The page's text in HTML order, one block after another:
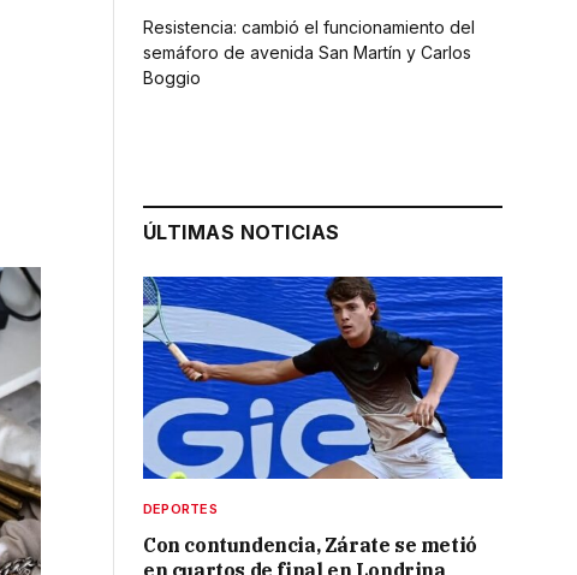
Resistencia: cambió el funcionamiento del
semáforo de avenida San Martín y Carlos
Boggio
ÚLTIMAS NOTICIAS
DEPORTES
Con contundencia, Zárate se metió
en cuartos de final en Londrina